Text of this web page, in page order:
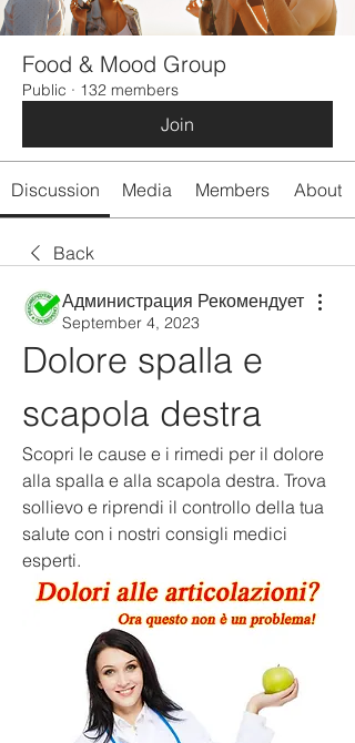
Food & Mood Group
Public · 132 members
Join
Discussion Media Members About
Back
Администрация Рекомендует
September 4, 2023
Dolore spalla e
scapola destra
Scopri le cause e i rimedi per il dolore
alla spalla e alla scapola destra. Trova
sollievo e riprendi il controllo della tua
salute con i nostri consigli medici
esperti.